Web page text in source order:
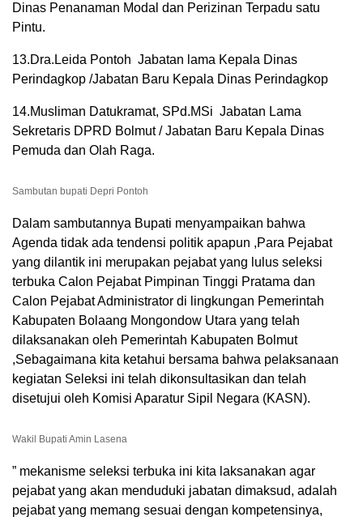
Dinas Penanaman Modal dan Perizinan Terpadu satu
Pintu.
13.Dra.Leida Pontoh Jabatan lama Kepala Dinas
Perindagkop /Jabatan Baru Kepala Dinas Perindagkop
14.Musliman Datukramat, SPd.MSi Jabatan Lama
Sekretaris DPRD Bolmut / Jabatan Baru Kepala Dinas
Pemuda dan Olah Raga.
Sambutan bupati Depri Pontoh
Dalam sambutannya Bupati menyampaikan bahwa
Agenda tidak ada tendensi politik apapun ,Para Pejabat
yang dilantik ini merupakan pejabat yang lulus seleksi
terbuka Calon Pejabat Pimpinan Tinggi Pratama dan
Calon Pejabat Administrator di lingkungan Pemerintah
Kabupaten Bolaang Mongondow Utara yang telah
dilaksanakan oleh Pemerintah Kabupaten Bolmut
,Sebagaimana kita ketahui bersama bahwa pelaksanaan
kegiatan Seleksi ini telah dikonsultasikan dan telah
disetujui oleh Komisi Aparatur Sipil Negara (KASN).
Wakil Bupati Amin Lasena
” mekanisme seleksi terbuka ini kita laksanakan agar
pejabat yang akan menduduki jabatan dimaksud, adalah
pejabat yang memang sesuai dengan kompetensinya,